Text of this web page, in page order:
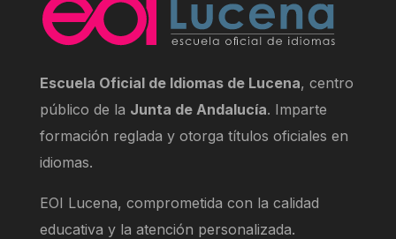
Escuela Oficial de Idiomas de Lucena, centro
público de la Junta de Andalucía. Imparte
formación reglada y otorga títulos oficiales en
idiomas.
EOI Lucena, comprometida con la calidad
educativa y la atención personalizada.